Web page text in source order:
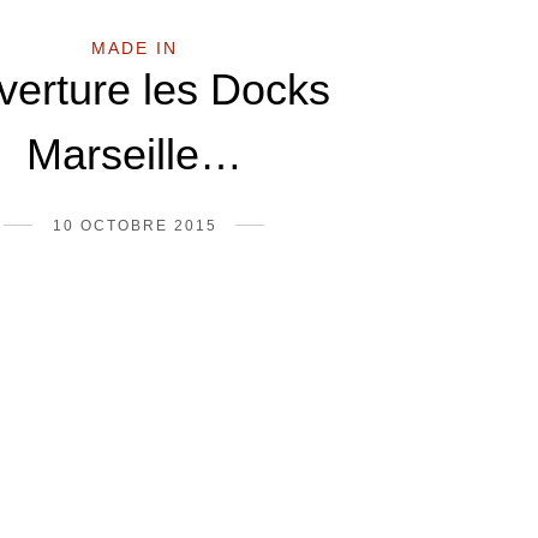
MADE IN
les Docks
Marseille…
10 OCTOBRE 2015